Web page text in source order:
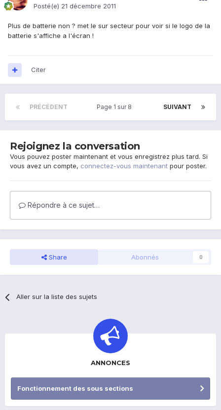
Posté(e) 21 décembre 2011
Plus de batterie non ? met le sur secteur pour voir si le logo de la
batterie s'affiche a l'écran !
Citer
PRÉCÉDENT SUIVANT
Page 1 sur 8
Rejoignez la conversation
Vous pouvez poster maintenant et vous enregistrez plus tard. Si
vous avez un compte, connectez-vous maintenant pour poster.
Répondre à ce sujet…
Share Abonnés 0
Aller sur la liste des sujets
ANNONCES
Fonctionnement des sous sections